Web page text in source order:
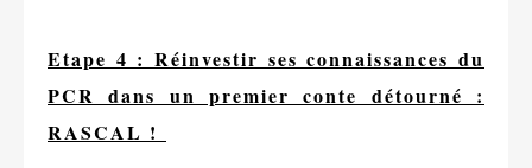
Etape 4 : Réinvestir ses connaissances du
PCR dans un premier conte détourné :
RASCAL !